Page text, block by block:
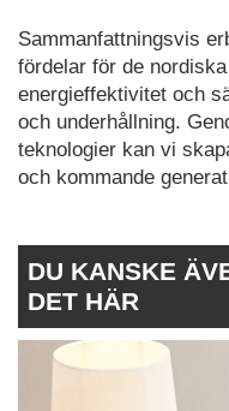
Sammanfattningsvis
fördelar för de
energieffektivitet och
och underhållning.
teknologier kan vi
och kommande
DU KANSKE
DET HÄR